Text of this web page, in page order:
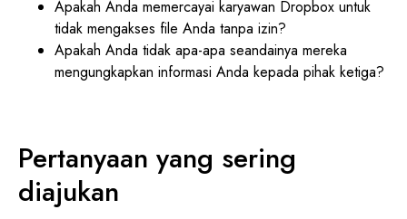
Apakah Anda memercayai karyawan Dropbox untuk
tidak mengakses file Anda tanpa izin?
Apakah Anda tidak apa-apa seandainya mereka
mengungkapkan informasi Anda kepada pihak ketiga?
Pertanyaan yang sering
diajukan